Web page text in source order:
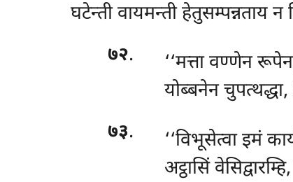
घटेन्ती वायमन्ती हेतुसम्पन्नताय
७२.
‘‘मत्ता वण्णेन
योब्बनेन
७३. ‘‘विभूसेत्वाइमं
अट्ठासिं